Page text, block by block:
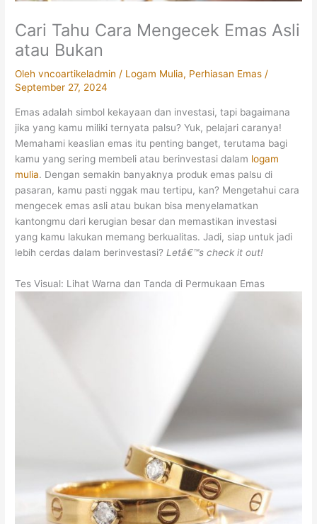
Cari Tahu Cara Mengecek Emas Asli
atau Bukan
Olehvncoartikeladmin / Logam Mulia, Perhiasan Emas /
September 27, 2024
Emas adalah simbol kekayaan dan investasi, tapi bagaimana
jika yang kamu miliki ternyata palsu? Yuk, pelajari caranya!
Memahami keaslian emas itu penting banget, terutama bagi
kamu yang sering membeli atau berinvestasi dalam logam
mulia. Dengan semakin banyaknya produk emas palsu di
pasaran, kamu pasti nggak mau tertipu, kan? Mengetahui cara
mengecek emas asli atau bukan bisa menyelamatkan
kantongmu dari kerugian besar dan memastikan investasi
yang kamu lakukan memang berkualitas. Jadi, siap untuk jadi
lebih cerdas dalam berinvestasi? Letâ€™s check it out!
Tes Visual: Lihat Warna dan Tanda di Permukaan Emas